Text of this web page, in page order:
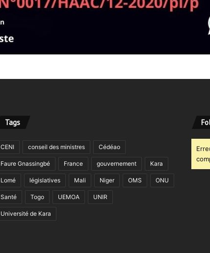
Tags
CENI conseil des ministres Cédéao
Faure Gnassingbé France gouvernement Kara
Lomé législatives Mali Niger OMS ONU
Santé Togo UEMOA UNIR
Université de Kara